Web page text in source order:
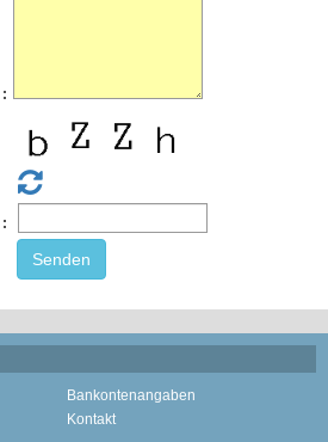
Senden
Bankontenangaben
Kontakt